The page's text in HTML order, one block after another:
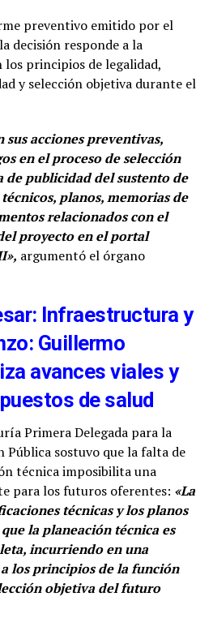
preventivo emitido por el
decisión responde a la
los principios de legalidad,
y selección objetiva durante el
sus acciones preventivas,
en el proceso de selección
publicidad del sustento de
planos, memorias de
relacionados con el
proyecto en el portal
argumentó el órgano
Infraestructura y
Guillermo
avances viales y
de salud
Primera Delegada para la
Pública sostuvo que la falta de
técnica imposibilita una
para los futuros oferentes: «La
técnicas y los planos
la planeación técnica es
incurriendo en una
los principios de la función
objetiva del futuro